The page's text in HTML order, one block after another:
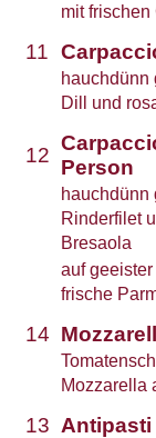
mit
11
hauchdünn
Dill und
12
Person
hauchdünn
Rinderfilet
Bresaola
auf
frische
14
Mozzarella
13 Antipasti